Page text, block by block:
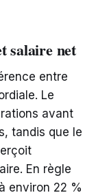
salaire net
entre
Le
avant
tandis que le
En règle
environ 22 %